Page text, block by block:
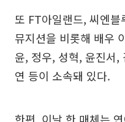
또 FT아일랜드, 씨엔
뮤지션을 비롯해 배우
윤, 정우, 성혁, 윤진서,
연 등이 소속돼 있다.